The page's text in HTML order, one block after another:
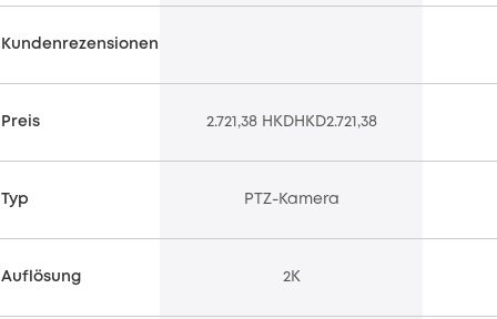
Kundenrezensionen
Preis 2.721,38 HKDHKD2.721,38
Typ PTZ-Kamera
Auflösung 2K